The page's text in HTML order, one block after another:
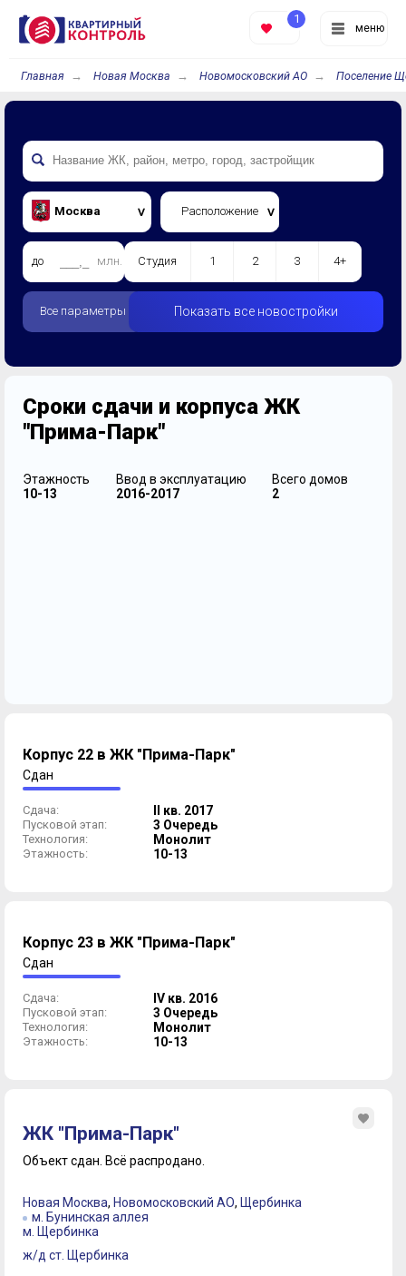
меню
1
Главная Новая Москва Новомосковский АО Поселение
Москва Расположение
до млн. Студия 1 2 3 4+
Все параметры Показать все новостройки
Сроки сдачи и корпуса ЖК
"Прима-Парк"
Этажность
10-13
Ввод в эксплуатацию
2016-2017
Всего домов
2
Корпус 22 в ЖК "Прима-Парк"
Сдан
Сдача: II кв. 2017
Пусковой этап: 3 Очередь
Технология: Монолит
Этажность: 10-13
Корпус 23 в ЖК "Прима-Парк"
Сдан
Сдача: IV кв. 2016
Пусковой этап: 3 Очередь
Технология: Монолит
Этажность: 10-13
ЖК "Прима-Парк"
Объект сдан. Всё распродано.
Новая Москва, Новомосковский АО, Щербинка
м. Бунинская аллея
м. Щербинка
ж/д ст. Щербинка